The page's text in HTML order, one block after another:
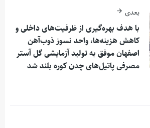
بعدی
با هدف بهره‌گیری از ظرفیت‌های داخلی و
کاهش هزینه‌ها، واحد نسوز ذوب‌آهن
اصفهان موفق به تولید آزمایشی گل آستر
مصرفی پاتیل‌های چدن کوره بلند شد